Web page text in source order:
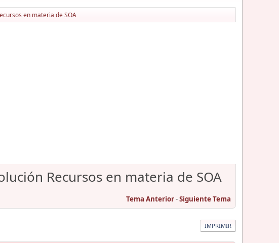
en materia de SOA
Recursos en materia de SOA
Tema Anterior-Siguiente Tema
IMPRIMIR